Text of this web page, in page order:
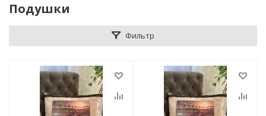
Подушки
Фильтр